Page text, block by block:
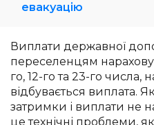
евакуацію
Виплати державної
переселенцям
го, 12-го та 23-го числа,
відбувається виплата.
затримки і виплати не
це технічні проблеми,